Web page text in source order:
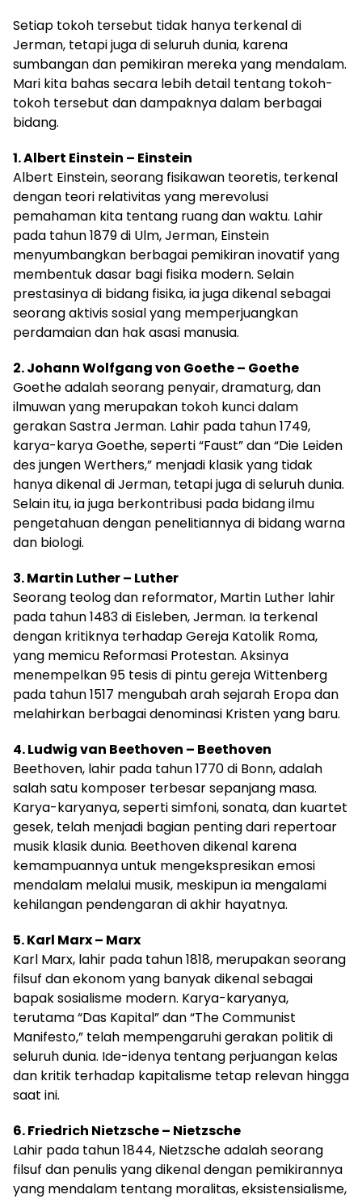
Setiap tokoh tersebut tidak hanya terkenal di
Jerman, tetapi juga di seluruh dunia, karena
sumbangan dan pemikiran mereka yang mendalam.
Mari kita bahas secara lebih detail tentang tokoh-
tokoh tersebut dan dampaknya dalam berbagai
bidang.
1. Albert Einstein – Einstein
Albert Einstein, seorang fisikawan teoretis, terkenal
dengan teori relativitas yang merevolusi
pemahaman kita tentang ruang dan waktu. Lahir
pada tahun 1879 di Ulm, Jerman, Einstein
menyumbangkan berbagai pemikiran inovatif yang
membentuk dasar bagi fisika modern. Selain
prestasinya di bidang fisika, ia juga dikenal sebagai
seorang aktivis sosial yang memperjuangkan
perdamaian dan hak asasi manusia.
2. Johann Wolfgang von Goethe – Goethe
Goethe adalah seorang penyair, dramaturg, dan
ilmuwan yang merupakan tokoh kunci dalam
gerakan Sastra Jerman. Lahir pada tahun 1749,
karya-karya Goethe, seperti “Faust” dan “Die Leiden
des jungen Werthers,” menjadi klasik yang tidak
hanya dikenal di Jerman, tetapi juga di seluruh dunia.
Selain itu, ia juga berkontribusi pada bidang ilmu
pengetahuan dengan penelitiannya di bidang warna
dan biologi.
3. Martin Luther – Luther
Seorang teolog dan reformator, Martin Luther lahir
pada tahun 1483 di Eisleben, Jerman. Ia terkenal
dengan kritiknya terhadap Gereja Katolik Roma,
yang memicu Reformasi Protestan. Aksinya
menempelkan 95 tesis di pintu gereja Wittenberg
pada tahun 1517 mengubah arah sejarah Eropa dan
melahirkan berbagai denominasi Kristen yang baru.
4. Ludwig van Beethoven – Beethoven
Beethoven, lahir pada tahun 1770 di Bonn, adalah
salah satu komposer terbesar sepanjang masa.
Karya-karyanya, seperti simfoni, sonata, dan kuartet
gesek, telah menjadi bagian penting dari repertoar
musik klasik dunia. Beethoven dikenal karena
kemampuannya untuk mengekspresikan emosi
mendalam melalui musik, meskipun ia mengalami
kehilangan pendengaran di akhir hayatnya.
5. Karl Marx – Marx
Karl Marx, lahir pada tahun 1818, merupakan seorang
filsuf dan ekonom yang banyak dikenal sebagai
bapak sosialisme modern. Karya-karyanya,
terutama “Das Kapital” dan “The Communist
Manifesto,” telah mempengaruhi gerakan politik di
seluruh dunia. Ide-idenya tentang perjuangan kelas
dan kritik terhadap kapitalisme tetap relevan hingga
saat ini.
6. Friedrich Nietzsche – Nietzsche
Lahir pada tahun 1844, Nietzsche adalah seorang
filsuf dan penulis yang dikenal dengan pemikirannya
yang mendalam tentang moralitas, eksistensialisme,